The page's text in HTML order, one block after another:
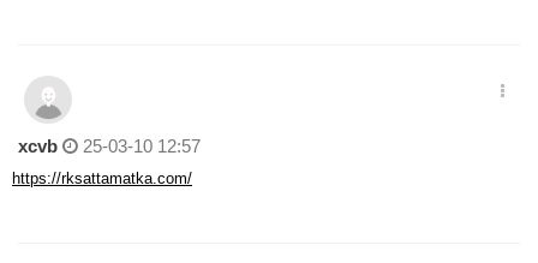
xcvb 25-03-10 12:57
https://rksattamatka.com/